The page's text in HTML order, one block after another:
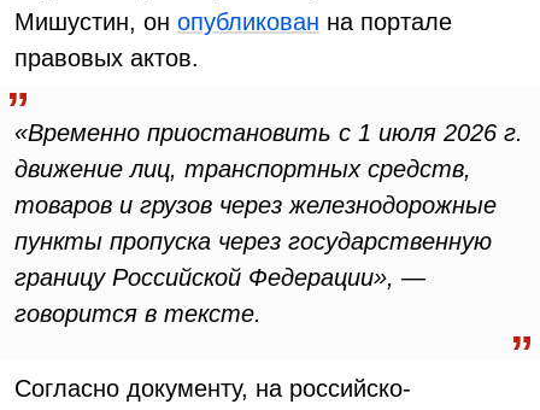
Мишустин, он опубликован на портале
правовых актов.
«Временно приостановить с 1 июля 2026 г.
движение лиц, транспортных средств,
товаров и грузов через железнодорожные
пункты пропуска через государственную
границу Российской Федерации», —
говорится в тексте.
Согласно документу, на российско-